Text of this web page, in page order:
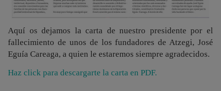
Aquí os dejamos la carta de nuestro presidente por el
fallecimiento de unos de los fundadores de Atzegi, José
Eguía Careaga, a quien le estaremos siempre agradecidos.
Haz click para descargarte la carta en PDF.